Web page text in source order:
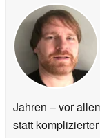
Jahren – vor
statt